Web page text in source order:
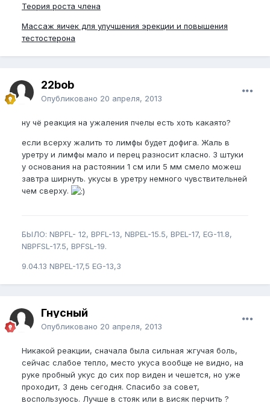
Теория роста члена
Массаж яичек для улучшения эрекции и повышения
тестостерона
22bob
Опубликовано 20 апреля, 2013
ну чё реакция на ужаления пчелы есть хоть какаято?
если всерху жалить то лимфы будет дофига. Жаль в
уретру и лимфы мало и перец разносит класно. 3 штуки
у основания на растоянии 1 см или 5 мм смело можеш
завтра ширнуть. укусы в уретру немного чувствительней
чем сверху.
БЫЛО: NBPFL- 12, BPFL-13, NBPEL-15.5, BPEL-17, EG-11.8,
NBPFSL-17.5, BPFSL-19.
9.04.13 NBPEL-17,5 EG-13,3
Гнусный
Опубликовано 20 апреля, 2013
Никакой реакции, сначала была сильная жгучая боль,
сейчас слабое тепло, место укуса вообще не видно, на
руке пробный укус до сих пор виден и чешется, но уже
проходит, 3 день сегодня. Спасибо за совет,
воспользуюсь. Лучше в стояк или в висяк перчить ?